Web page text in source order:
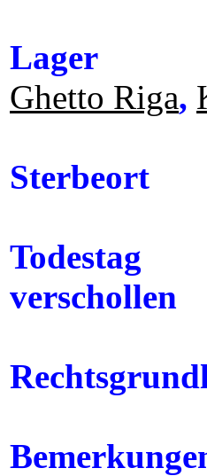
Lager
Ghetto Riga,
Sterbeort
Todestag
verschollen